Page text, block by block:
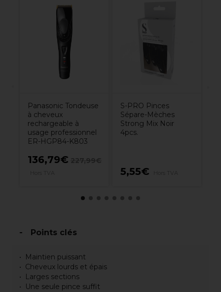
Panasonic Tondeuse
à cheveux
rechargeable à
usage professionnel
ER-HGP84-K803
136,79€
S-PRO Pinces
Sépare-Mèches
Strong Mix Noir
4pcs.
5,55€
Points clés
Maintien puissant
Cheveux lourds et épais
Larges sections
Une seule pince suffit